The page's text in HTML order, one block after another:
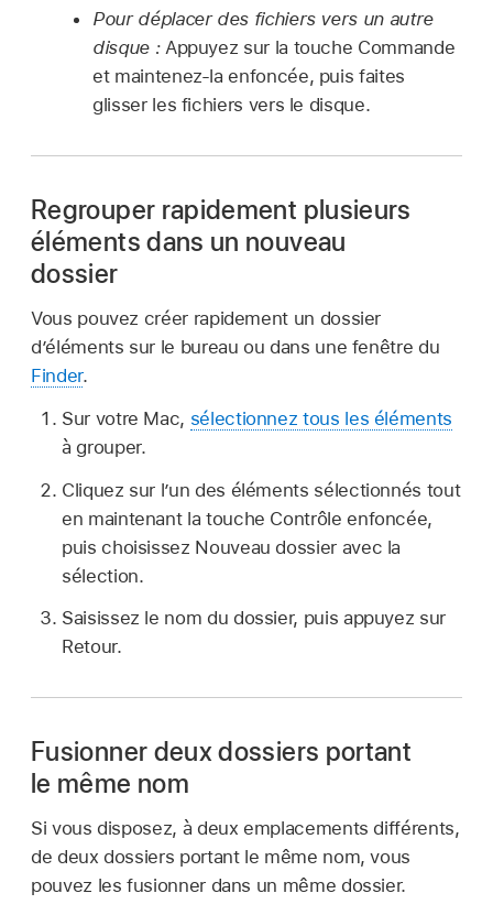
Pour déplacer des fichiers vers un autre
disque :Appuyez sur la touche Commande
et maintenez-la enfoncée, puis faites
glisser les fichiers vers le disque.
Regrouper rapidement plusieurs
éléments dans un nouveau
dossier
Vous pouvez créer rapidement un dossier
d’éléments sur le bureau ou dans une fenêtre du
Finder.
Sur votre Mac, sélectionnez tous les éléments
à grouper.
Cliquez sur l’un des éléments sélectionnés tout
en maintenant la touche Contrôle enfoncée,
puis choisissez Nouveau dossier avec la
sélection.
Saisissez le nom du dossier, puis appuyez sur
Retour.
Fusionner deux dossiers portant
le même nom
Si vous disposez, à deux emplacements différents,
de deux dossiers portant le même nom, vous
pouvez les fusionner dans un même dossier.